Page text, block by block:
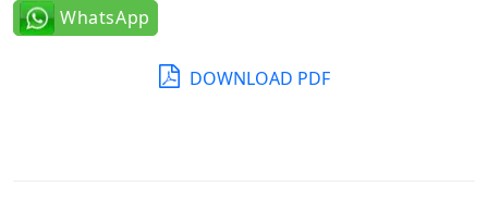
WhatsApp
DOWNLOAD PDF